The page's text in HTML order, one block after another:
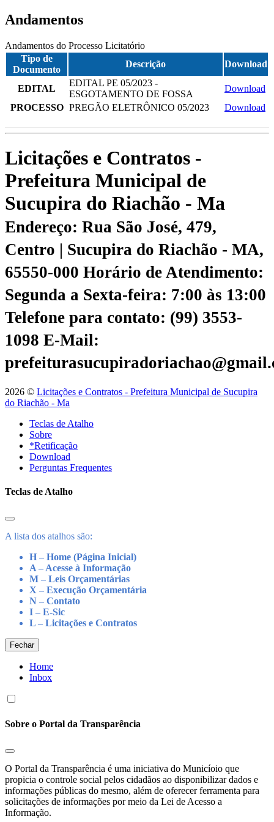
Andamentos
Andamentos do Processo Licitatório
Tipo de
Documento
Descrição Download
EDITAL
EDITAL PE 05/2023 -
ESGOTAMENTO DE FOSSA
Download
PROCESSO PREGÃO ELETRÔNICO 05/2023 Download
Licitações e Contratos -
Prefeitura Municipal de
Sucupira do Riachão - Ma
Endereço: Rua São José, 479,
Centro | Sucupira do Riachão - MA,
65550-000 Horário de Atendimento:
Segunda a Sexta-feira: 7:00 às 13:00
Telefone para contato: (99) 3553-
1098 E-Mail:
2026 © Licitações e Contratos - Prefeitura Municipal de Sucupira
do Riachão - Ma
Teclas de Atalho
Sobre
*Retificação
Download
Perguntas Frequentes
Teclas de Atalho
A lista dos atalhos são:
H – Home (Página Inicial)
A – Acesse à Informação
M – Leis Orçamentárias
X – Execução Orçamentária
N – Contato
I – E-Sic
L – Licitações e Contratos
Fechar
Home
Inbox
Sobre o Portal da Transparência
O Portal da Transparência é uma iniciativa do Municíoio que
propicia o controle social pelos cidadãos ao disponibilizar dados e
informações públicas do mesmo, além de oferecer ferramenta para
solicitações de informações por meio da Lei de Acesso a
Informação.